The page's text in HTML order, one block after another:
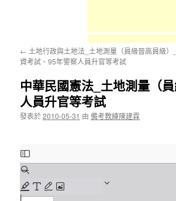
← 土地行政與土地法_土地測量（員級晉高員級
資考試、95年警察人員升官等考試
中華民國憲法_土地測量（
人員升官等考試
發表於2010-05-31 由 備考教練陳建霖